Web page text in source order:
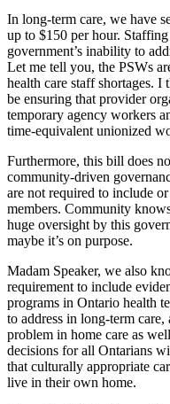
In long-term care, we have
up to $150 per hour.
government’s inability to
Let me tell you, the PSWs
health care staff shortages.
be ensuring that provider
temporary agency workers
time-equivalent unionized
Furthermore, this bill does
community-driven
are not required to include
members. Community
huge oversight by this
maybe it’s on purpose.
Madam Speaker, we also
requirement to include
programs in Ontario health
to address in long-term
problem in home care as
decisions for all Ontarians
that culturally appropriate
live in their own home.